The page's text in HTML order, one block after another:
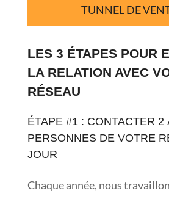
TUNNEL DE
LES 3 ÉTAPES POUR
LA RELATION AVEC
RÉSEAU
ÉTAPE #1 : CONTACTER 2
PERSONNES DE VOTRE
JOUR
Chaque année, nous